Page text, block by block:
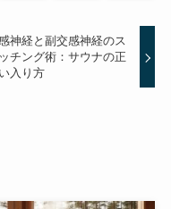
神経と副交感神経のス
チング術：サウナの正
入り方